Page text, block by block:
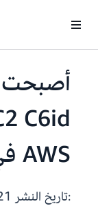
AWS في أوروبا ‏(باريس)
:تاريخ النشر